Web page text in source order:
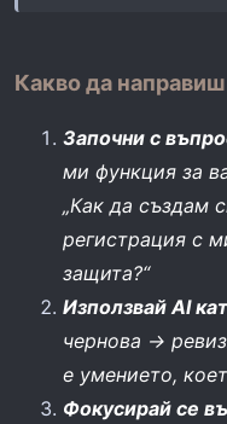
Какво да
Започни с
ми функция за
„Как да създам
регистрация с
защита?“
Използвай AI
чернова →
е умението,
Фокусирай се